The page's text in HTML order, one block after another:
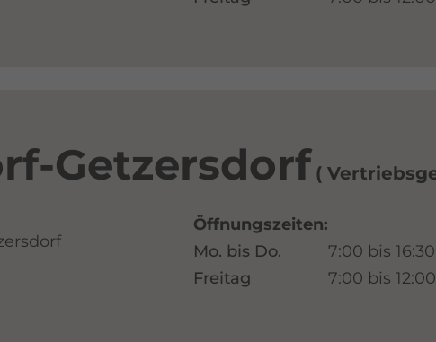
Getzersdorf
Öffnungszeiten:
Mo. bis Do.
7:00 bis
Freitag
7:00 bis